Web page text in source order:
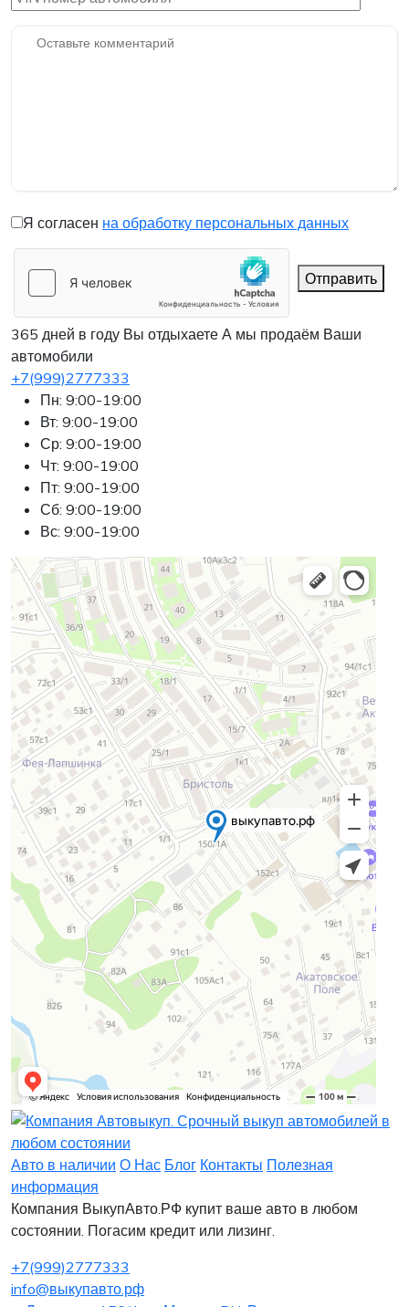
Я согласен на обработку персональных данных
Отправить
365 дней в году Вы отдыхаете А мы продаём Ваши
автомобили
+7(999)2777333
Пн: 9:00-19:00
Вт: 9:00-19:00
Ср: 9:00-19:00
Чт: 9:00-19:00
Пт: 9:00-19:00
Сб: 9:00-19:00
Вс: 9:00-19:00
Заявка на лизинг
Заявка на комиссию
Заявка на кредит
Заявка на выкуп
Заполните, пожалуйста, форму.
Хочу заказать автомобиль
Заполните, пожалуйста, форму.
Оставить заявку
Авто в наличии О Нас Блог Контакты Полезная
информация
Компания ВыкупАвто.РФ купит ваше авто в любом
состоянии. Погасим кредит или лизинг.
+7(999)2777333
info@выкупавто.рф